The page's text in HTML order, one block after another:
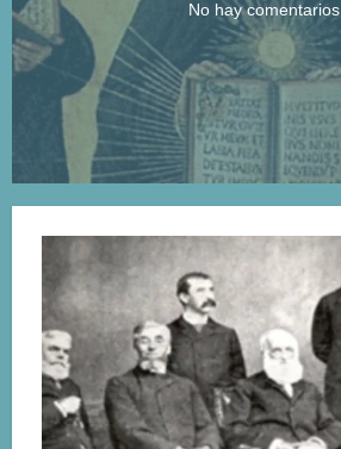
No hay comentarios